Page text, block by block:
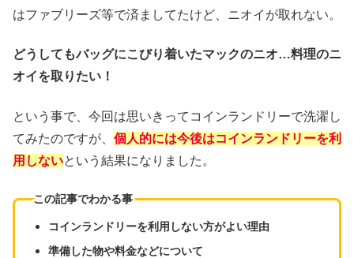
はファブリーズ等で済ましてたけど、ニオイが取れない。
どうしてもバッグにこびり着いたマックのニオ…料理のニ
オイを取りたい！
という事で、今回は思いきってコインランドリーで洗濯し
てみたのですが、 個人的には今後はコインランドリーを利
用しないという結果になりました。
この記事でわかる事
コインランドリーを利用しない方がよい理由
準備した物や料金などについて